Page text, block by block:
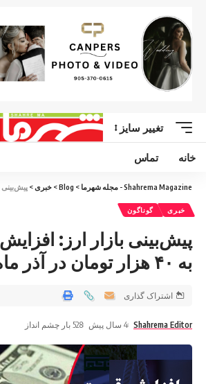
تغییر سایز
خانه تماس
Shahrema Magazine - مجله شهرما >
Blog
> خبری> پیش‌بینی بازار
خبری گوناگون
پیش‌بینی بازار ارز:
به ۴۰ هزار تومان در آذر ماه
Shahrema Editor 4 سال پیش 528 بار چشم انداز
اشتراک گذاری